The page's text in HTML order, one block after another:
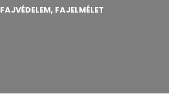
FAJVÉDELEM, FAJELMÉLET